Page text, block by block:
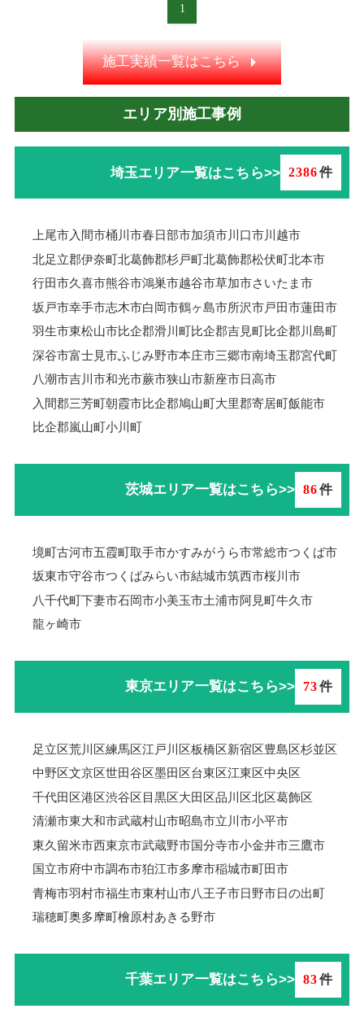
1
施工実績一覧はこちら
エリア別施工事例
埼玉エリア一覧はこちら>> 2386件
上尾市入間市桶川市春日部市加須市川口市川越市
北足立郡伊奈町北葛飾郡杉戸町北葛飾郡松伏町北本市
行田市久喜市熊谷市鴻巣市越谷市草加市さいたま市
坂戸市幸手市志木市白岡市鶴ヶ島市所沢市戸田市蓮田市
羽生市東松山市比企郡滑川町比企郡吉見町比企郡川島町
深谷市富士見市ふじみ野市本庄市三郷市南埼玉郡宮代町
八潮市吉川市和光市蕨市狭山市新座市日高市
入間郡三芳町朝霞市比企郡鳩山町大里郡寄居町飯能市
比企郡嵐山町小川町
茨城エリア一覧はこちら>> 86件
境町古河市五霞町取手市かすみがうら市常総市つくば市
坂東市守谷市つくばみらい市結城市筑西市桜川市
八千代町下妻市石岡市小美玉市土浦市阿見町牛久市
龍ヶ崎市
東京エリア一覧はこちら>> 73件
足立区荒川区練馬区江戸川区板橋区新宿区豊島区杉並区
中野区文京区世田谷区墨田区台東区江東区中央区
千代田区港区渋谷区目黒区大田区品川区北区葛飾区
清瀬市東大和市武蔵村山市昭島市立川市小平市
東久留米市西東京市武蔵野市国分寺市小金井市三鷹市
国立市府中市調布市狛江市多摩市稲城市町田市
青梅市羽村市福生市東村山市八王子市日野市日の出町
瑞穂町奥多摩町檜原村あきる野市
千葉エリア一覧はこちら>> 83件